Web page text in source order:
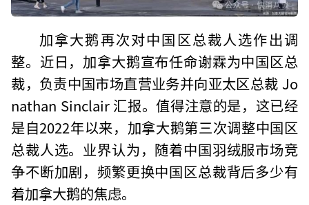
加拿大鹅再次对中国区总裁人选作出调
整。近日，加拿大鹅宣布任命谢霖为中国区总
裁，负责中国市场直营业务并向亚太区总裁 Jo
nathan Sinclair 汇报。值得注意的是，这已经
是自2022年以来，加拿大鹅第三次调整中国区
总裁人选。业界认为，随着中国羽绒服市场竞
争不断加剧，频繁更换中国区总裁背后多少有
着加拿大鹅的焦虑。